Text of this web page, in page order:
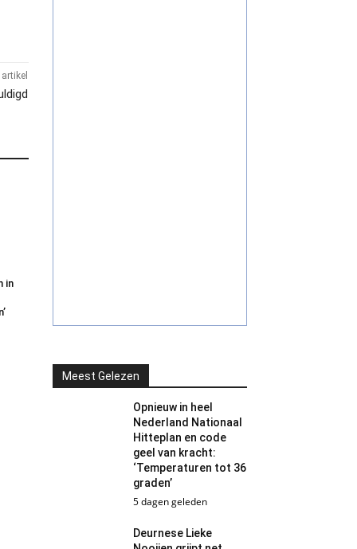
in
Meest Gelezen
Opnieuw in heel
Nederland Nationaal
Hitteplan en code
geel van kracht:
‘Temperaturen tot 36
graden’
5 dagen geleden
Deurnese Lieke